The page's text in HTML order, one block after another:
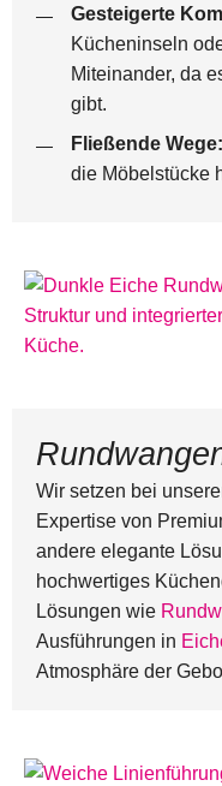
Gesteigerte
Kücheninseln
Miteinander, da
gibt.
Fließende Wege:
die Möbelstücke
Wir setzen bei
Expertise von
andere elegante
hochwertiges
Lösungen wie
Ausführungen in
Atmosphäre der